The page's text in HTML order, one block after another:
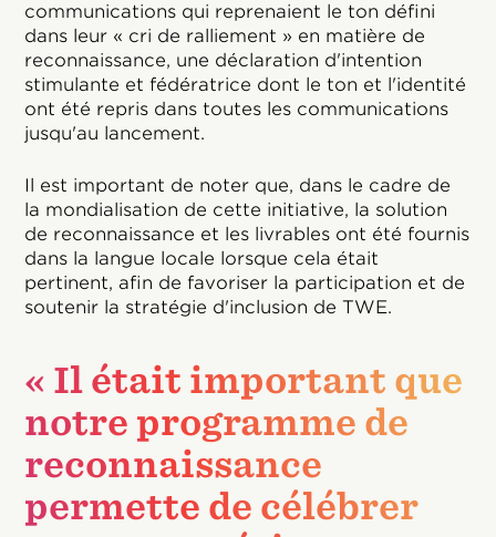
communications qui reprenaient le ton défini
dans leur « cri de ralliement » en matière de
reconnaissance, une déclaration d'intention
stimulante et fédératrice dont le ton et l'identité
ont été repris dans toutes les communications
jusqu'au lancement.
Il est important de noter que, dans le cadre de
la mondialisation de cette initiative, la solution
de reconnaissance et les livrables ont été fournis
dans la langue locale lorsque cela était
pertinent, afin de favoriser la participation et de
soutenir la stratégie d'inclusion de TWE.
« Il était important que
notre programme de
reconnaissance
permette de célébrer